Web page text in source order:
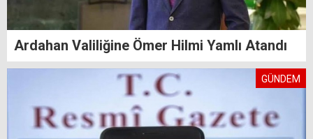
Ardahan Valiliğine Ömer Hilmi Yamlı Atandı
GÜNDEM